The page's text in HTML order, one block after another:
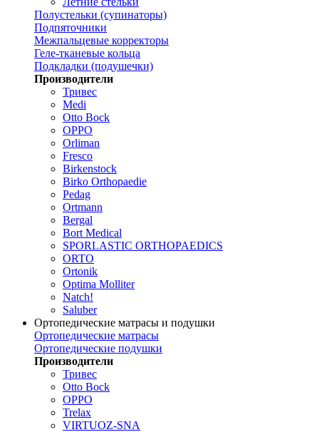
Полустельки (супинаторы)
Подпяточники
Межпальцевые корректоры
Геле-тканевые кольца
Подкладки (подушечки)
Производители
Тривес
Medi
Otto Bock
OPPO
Orliman
Fresco
Birkenstock
Birko Orthopaedie
Pedag
Ortmann
Bergal
Bort Medical
SPORLASTIC ORTHOPAEDICS
ORTO
Ortonik
Optima Molliter
Natch!
Saluber
Ортопедические матрасы и подушки
Ортопедические матрасы
Ортопедические подушки
Производители
Тривес
Otto Bock
OPPO
Trelax
VIRTUOZ-SNA